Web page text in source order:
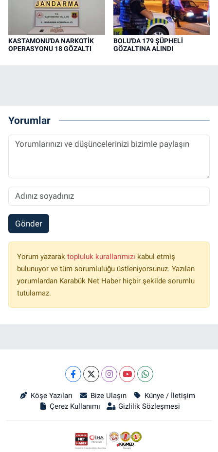
KASTAMONU'DA NARKOTİK
OPERASYONU 18 GÖZALTI
BOLU'DA 179 ŞÜPHELİ
GÖZALTINA ALINDI
Yorumlar
Gönder
Yorum yazarak topluluk kurallarımızı kabul etmiş
bulunuyor ve tüm sorumluluğu üstleniyorsunuz. Yazılan
yorumlardan Karabük Net Haber hiçbir şekilde sorumlu
tutulamaz.
Köşe Yazıları Bize Ulaşın
Künye / İletişim
Çerez Kullanımı
Gizlilik Sözleşmesi